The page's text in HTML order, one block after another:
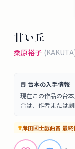
デ
タ
ベ
ー
ス
掲
甘い丘
桑原裕子 (KAKUTA
📕 台本の入手情報
現在この作品の台
合は、作者または
岸田國士戯曲賞 最終